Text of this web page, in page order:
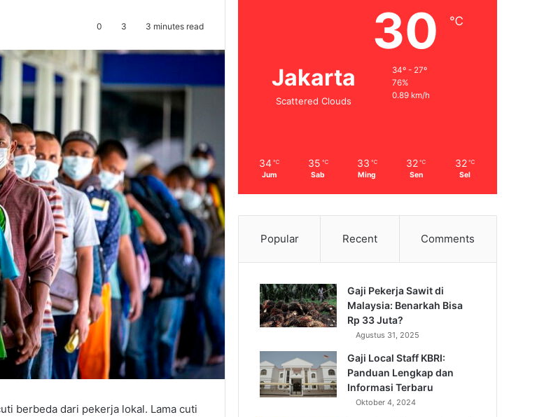
0 3 3 minutes read
berbeda dari pekerja lokal. Lama cuti
Jakarta
Scattered Clouds
30 ℃
34º - 27º
76%
0.89 km/h
34 ℃
Jum
35 ℃
Sab
33 ℃
Ming
32 ℃
Sen
32 ℃
Sel
Popular Recent Comments
Gaji Pekerja Sawit di
Malaysia: Benarkah Bisa
Rp 33 Juta?
Agustus 31, 2025
Gaji Local Staff KBRI:
Panduan Lengkap dan
Informasi Terbaru
Oktober 4, 2024